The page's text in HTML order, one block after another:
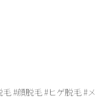
#顔脱毛 #ヒゲ脱毛 #メ